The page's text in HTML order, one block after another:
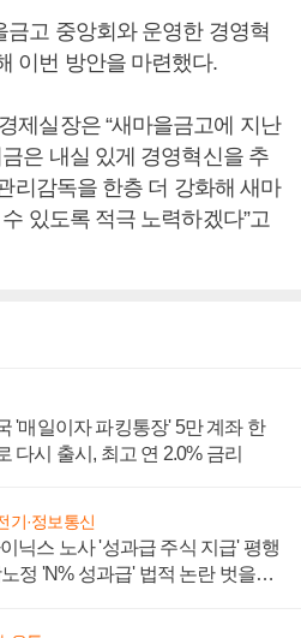
고 중앙회와 운영한 경영혁
이번 방안을 마련했다.
제실장은 “새마을금고에 지난
은 내실 있게 경영혁신을 추
리감독을 한층 더 강화해 새마
있도록 적극 노력하겠다”고
'매일이자 파킹통장' 5만 계좌 한
다시 출시, 최고 연 2.0% 금리
기·정보통신
닉스 노사 '성과급 주식 지급' 평행
정 'N% 성과급' 법적 논란 벗을지